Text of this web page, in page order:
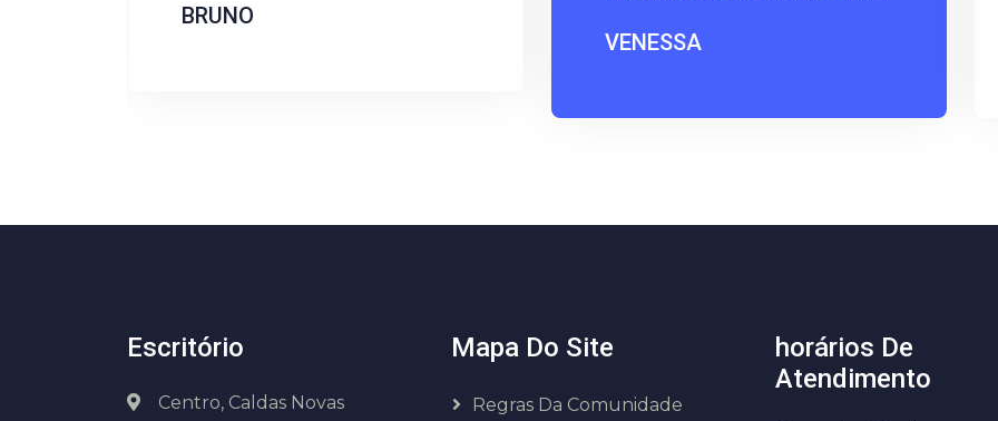
BRUNO
VENESSA
Escritório
Centro, Caldas Novas
Mapa Do Site
Regras Da Comunidade
horários De
Atendimento